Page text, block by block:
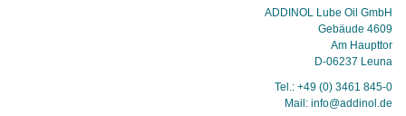
ADDINOL Lube Oil GmbH
Gebäude 4609
Am Haupttor
D-06237 Leuna
Tel.: +49 (0) 3461 845-0
Mail: info@addinol.de